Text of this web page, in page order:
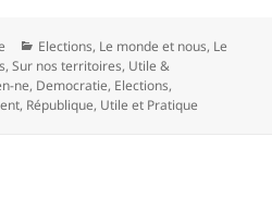
Catégories
Elections, Le monde et nous, Le
,Sur nos territoires, Utile &
ne, Democratie, Elections,
, République, Utile et Pratique